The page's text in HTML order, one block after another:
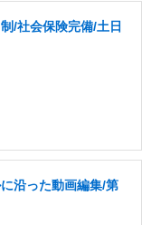
/社会保険完備/土日
沿った動画編集/第